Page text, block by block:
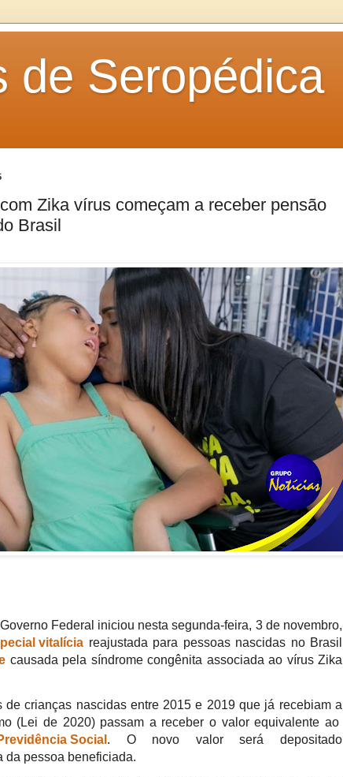
de Seropédica
Zika vírus começam a receber pensão
Brasil
Federal iniciou nesta segunda-feira, 3 de novembro,
vitalícia reajustada para pessoas nascidas no Brasil
causada pela síndrome congênita associada ao vírus Zika
de crianças nascidas entre 2015 e 2019 que já recebiam a
(Lei de 2020) passam a receber o valor equivalente ao
Social . O novo valor será depositado
da pessoa beneficiada.